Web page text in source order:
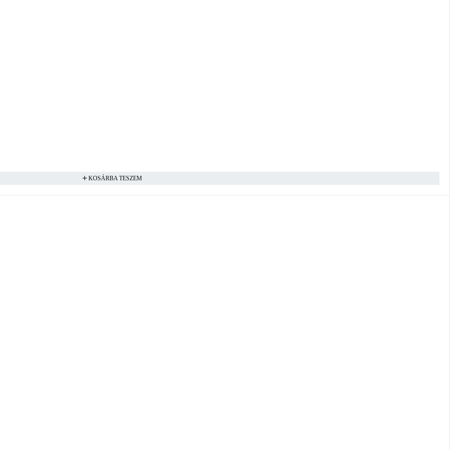
KOSÁRBA TESZEM